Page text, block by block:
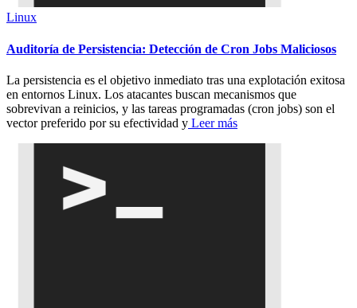
Linux
Auditoría de Persistencia: Detección de Cron Jobs Maliciosos
La persistencia es el objetivo inmediato tras una explotación exitosa
en entornos Linux. Los atacantes buscan mecanismos que
sobrevivan a reinicios, y las tareas programadas (cron jobs) son el
vector preferido por su efectividad y Leer más